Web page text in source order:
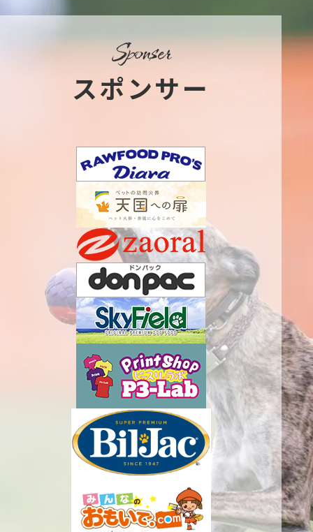
スポンサー
sponser